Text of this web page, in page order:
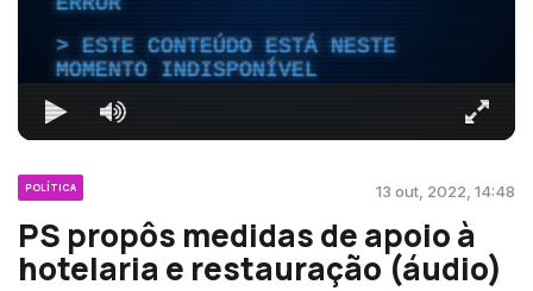
ESTE CONTEÚDO ESTÁ NESTE
MOMENTO INDISPONÍVEL
POLÍTICA 13 out, 2022, 14:48
PS propôs medidas de apoio à
hotelaria e restauração (áudio)